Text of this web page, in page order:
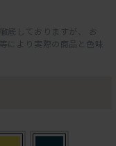
底しておりますが、 お
により実際の商品と色味